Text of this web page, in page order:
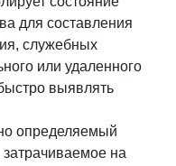
для составления
служебных
или удаленного
выявлять
определяемый
на